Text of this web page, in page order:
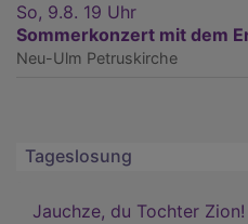
So, 9.8. 19 Uhr
Sommerkonzert mit dem
Neu-Ulm Petruskirche
Tageslosung
Jauchze, du Tochter